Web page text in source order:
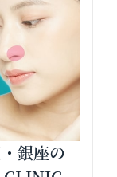
銀座の